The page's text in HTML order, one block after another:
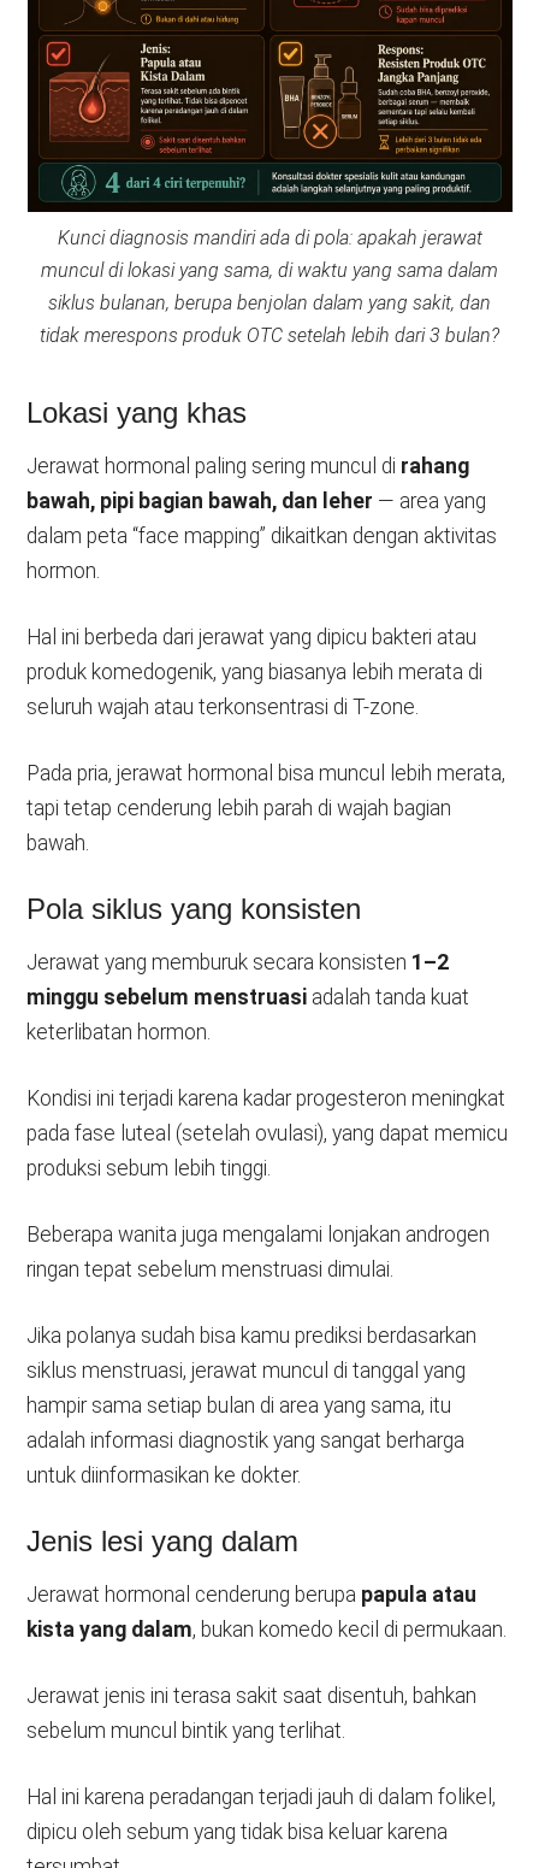
Kunci diagnosis mandiri ada di pola: apakah jerawat
muncul di lokasi yang sama, di waktu yang sama dalam
siklus bulanan, berupa benjolan dalam yang sakit, dan
tidak merespons produk OTC setelah lebih dari 3 bulan?
Lokasi yang khas
Jerawat hormonal paling sering muncul di rahang
bawah, pipi bagian bawah, dan leher — area yang
dalam peta “face mapping” dikaitkan dengan aktivitas
hormon.
Hal ini berbeda dari jerawat yang dipicu bakteri atau
produk komedogenik, yang biasanya lebih merata di
seluruh wajah atau terkonsentrasi di T-zone.
Pada pria, jerawat hormonal bisa muncul lebih merata,
tapi tetap cenderung lebih parah di wajah bagian
bawah.
Pola siklus yang konsisten
Jerawat yang memburuk secara konsisten 1–2
minggu sebelum menstruasi adalah tanda kuat
keterlibatan hormon.
Kondisi ini terjadi karena kadar progesteron meningkat
pada fase luteal (setelah ovulasi), yang dapat memicu
produksi sebum lebih tinggi.
Beberapa wanita juga mengalami lonjakan androgen
ringan tepat sebelum menstruasi dimulai.
Jika polanya sudah bisa kamu prediksi berdasarkan
siklus menstruasi, jerawat muncul di tanggal yang
hampir sama setiap bulan di area yang sama, itu
adalah informasi diagnostik yang sangat berharga
untuk diinformasikan ke dokter.
Jenis lesi yang dalam
Jerawat hormonal cenderung berupa papula atau
kista yang dalam, bukan komedo kecil di permukaan.
Jerawat jenis ini terasa sakit saat disentuh, bahkan
sebelum muncul bintik yang terlihat.
Hal ini karena peradangan terjadi jauh di dalam folikel,
dipicu oleh sebum yang tidak bisa keluar karena